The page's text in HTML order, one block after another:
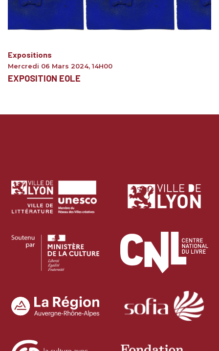
Expositions
Mercredi 06 Mars 2024, 14H00
EXPOSITION EOLE